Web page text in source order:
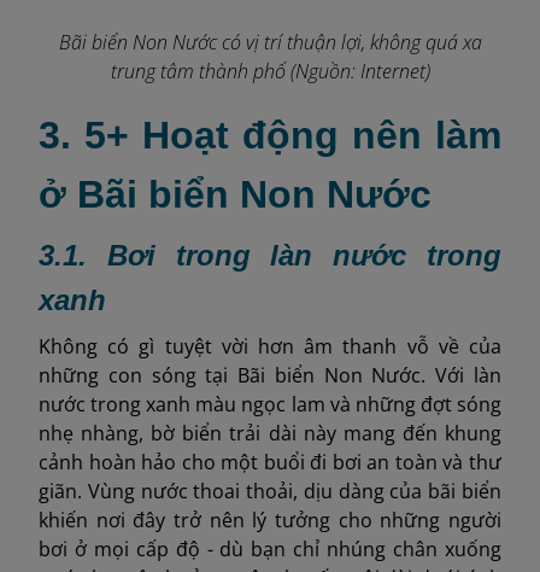
Bãi biển Non Nước có vị trí thuận lợi, không quá xa
trung tâm thành phố (Nguồn: Internet)
3. 5+ Hoạt động nên làm
ở Bãi biển Non Nước
3.1. Bơi trong làn nước trong
xanh
Không có gì tuyệt vời hơn âm thanh vỗ về của
những con sóng tại Bãi biển Non Nước. Với làn
nước trong xanh màu ngọc lam và những đợt sóng
nhẹ nhàng, bờ biển trải dài này mang đến khung
cảnh hoàn hảo cho một buổi đi bơi an toàn và thư
giãn. Vùng nước thoai thoải, dịu dàng của bãi biển
khiến nơi đây trở nên lý tưởng cho những người
bơi ở mọi cấp độ - dù bạn chỉ nhúng chân xuống